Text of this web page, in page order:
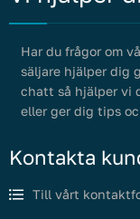
Har du frågor om
säljare hjälper dig
chatt så hjälper vi
eller ger dig tips
Kontakta
Till vårt